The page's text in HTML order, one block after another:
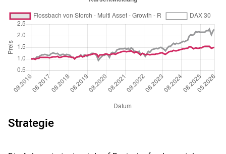
Strategie